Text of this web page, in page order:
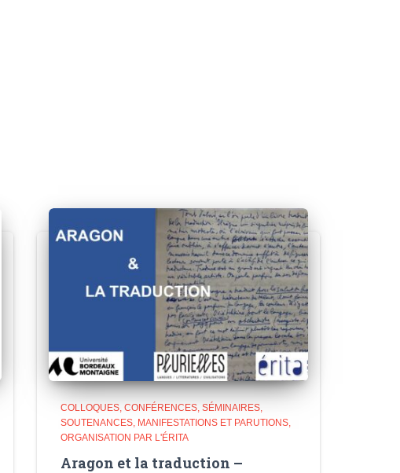
COLLOQUES, CONFÉRENCES, SÉMINAIRES,
SOUTENANCES MANIFESTATIONS ET PARUTIONS
ORGANISATION PAR L'ÉRITA
Aragon et la traduction –